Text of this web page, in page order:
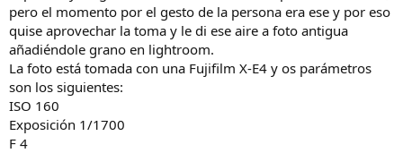
pero el momento por el gesto de la persona era ese y por eso
quise aprovechar la toma y le di ese aire a foto antigua
añadiéndole grano en lightroom.
La foto está tomada con una Fujifilm X-E4 y os parámetros
son los siguientes:
ISO 160
Exposición 1/1700
F 4